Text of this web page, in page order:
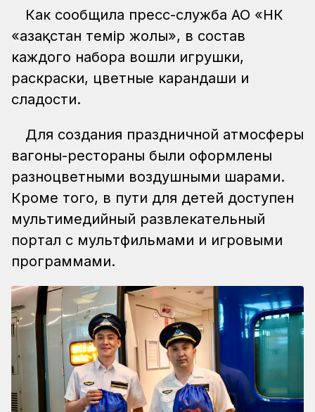
Как сообщила пресс-служба АО «НК
«Қазақстан темір жолы», в состав
каждого набора вошли игрушки,
раскраски, цветные карандаши и
сладости.
Для создания праздничной атмосферы
вагоны-рестораны были оформлены
разноцветными воздушными шарами.
Кроме того, в пути для детей доступен
мультимедийный развлекательный
портал с мультфильмами и игровыми
программами.